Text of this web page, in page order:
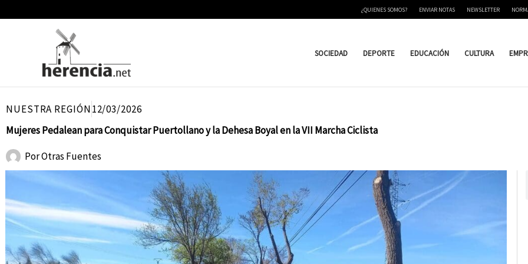
¿QUIENES SOMOS? ENVIAR NOTAS NEWSLETTER
SOCIEDAD DEPORTE EDUCACIÓN CULTURA
NUESTRA REGIÓN12/03/2026
Mujeres Pedalean para Conquistar Puertollano y la Dehesa Boyal en la VII Marcha Ciclista
PorOtras Fuentes